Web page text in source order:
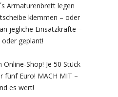
Armaturenbrett legen
klemmen – oder
jegliche Einsatzkräfte –
geplant!
Shop! Je 50 Stück
fünf Euro! MACH MIT –
es wert!